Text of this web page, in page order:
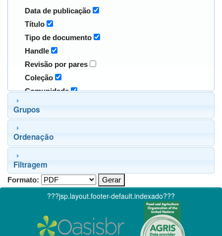
Data de publicação
Título
Tipo de documento
Handle
Revisão por pares
Coleção
Comunidade
Grupos
Ordenação
Filtragem
Formato:
???jsp.layout.footer-default.indexado???